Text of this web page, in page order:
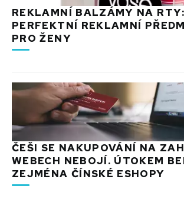
REKLAMNÍ BALZÁMY NA RTY:
PERFEKTNÍ REKLAMNÍ
PRO ŽENY
ČEŠI SE NAKUPOVÁNÍ NA
WEBECH NEBOJÍ. ÚTOKEM
ZEJMÉNA ČÍNSKÉ ESHOPY